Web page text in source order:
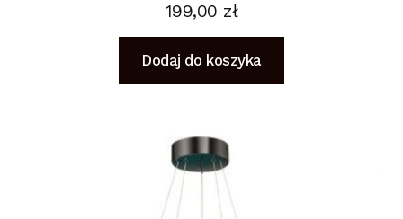
199,00 zł
Dodaj do koszyka